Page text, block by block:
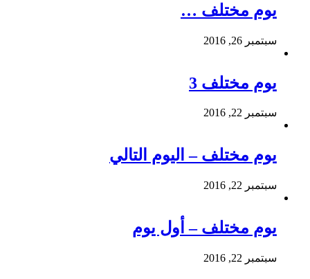
يوم مختلف …
سبتمبر 26, 2016
يوم مختلف 3
سبتمبر 22, 2016
يوم مختلف – اليوم التالي
سبتمبر 22, 2016
يوم مختلف – أول يوم
سبتمبر 22, 2016